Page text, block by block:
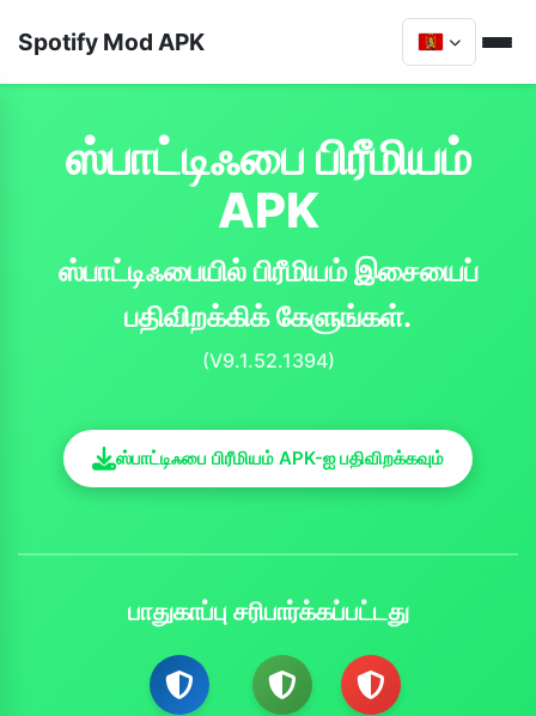
Spotify Mod APK
ஸ்பாட்டிஃபை பிரீமியம்
APK
ஸ்பாட்டிஃபையில் பிரீமியம் இசையைப்
பதிவிறக்கிக் கேளுங்கள்.
(V9.1.52.1394)
ஸ்பாட்டிஃபை பிரீமியம் APK-ஐ பதிவிறக்கவும்
பாதுகாப்பு சரிபார்க்கப்பட்டது